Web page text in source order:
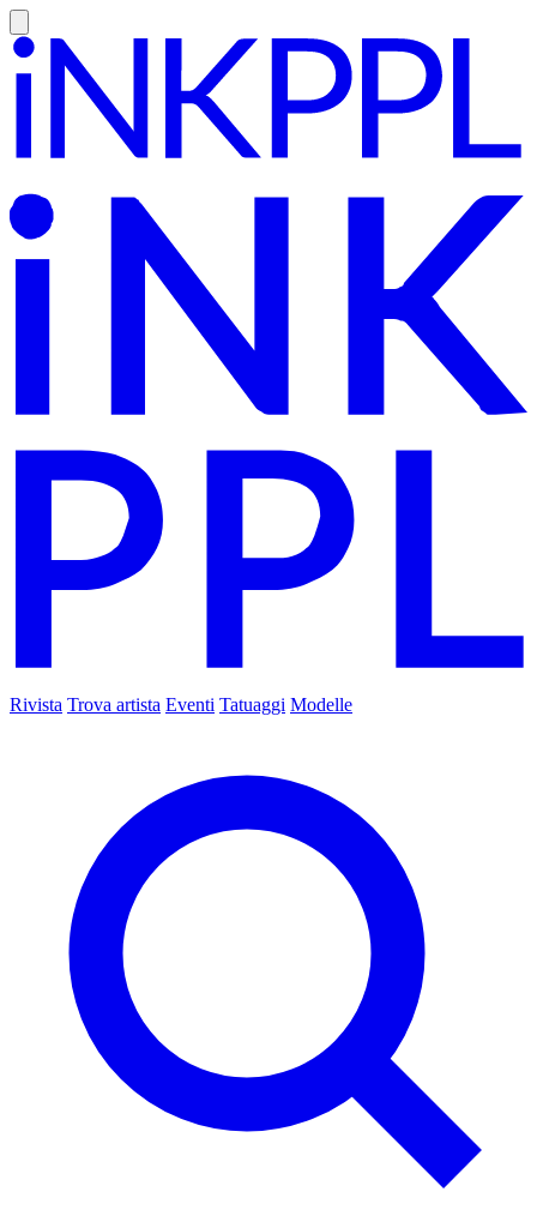
Rivista Trova artista Eventi Tatuaggi Modelle